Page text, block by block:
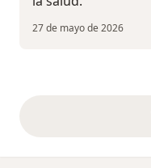
27 de mayo de 2026